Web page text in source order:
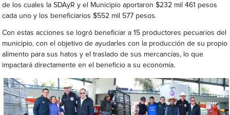
de los cuales la SDAyR y el Municipio aportaron $232 mil 461 pesos
cada uno y los beneficiarios $552 mil 577 pesos.
Con estas acciones se logró beneficiar a 15 productores pecuarios del
municipio, con el objetivo de ayudarles con la producción de su propio
alimento para sus hatos y el traslado de sus mercancías, lo que
impactará directamente en el beneficio a su economía.